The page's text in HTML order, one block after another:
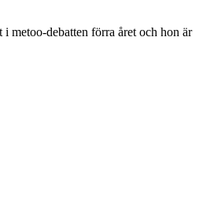
metoo-debatten förra året och hon är